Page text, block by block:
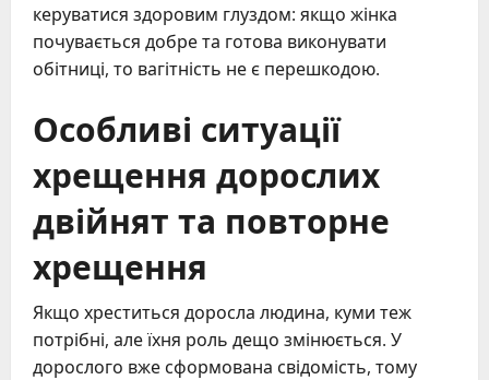
керуватися здоровим глуздом: якщо жінка
почувається добре та готова виконувати
обітниці, то вагітність не є перешкодою.
Особливі ситуації
хрещення дорослих
двійнят та повторне
хрещення
Якщо хреститься доросла людина, куми теж
потрібні, але їхня роль дещо змінюється. У
дорослого вже сформована свідомість, тому